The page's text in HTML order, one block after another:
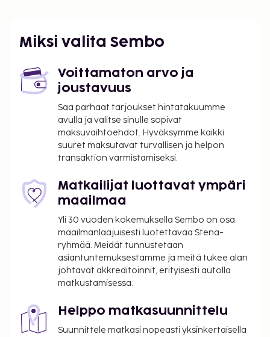
Miksi valita Sembo
Voittamaton arvo ja
joustavuus
Saa parhaat tarjoukset hintatakuumme
avulla ja valitse sinulle sopivat
maksuvaihtoehdot. Hyväksymme kaikki
suuret maksutavat turvallisen ja helpon
transaktion varmistamiseksi.
Matkailijat luottavat ympäri
maailmaa
Yli 30 vuoden kokemuksella Sembo on osa
maailmanlaajuisesti luotettavaa Stena-
ryhmää. Meidät tunnustetaan
asiantuntemuksestamme ja meitä tukee alan
johtavat akkreditoinnit, erityisesti autolla
matkustamisessa.
Helppo matkasuunnittelu
Suunnittele matkasi nopeasti yksinkertaisella